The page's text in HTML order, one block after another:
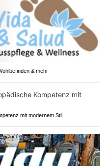
& mehr
mit modernem Stil